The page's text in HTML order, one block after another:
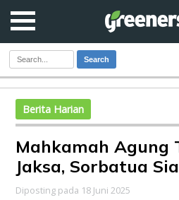
Search
Berita Harian
Mahkamah Agung
Jaksa, Sorbatua
Diposting pada 18 Juni 2025